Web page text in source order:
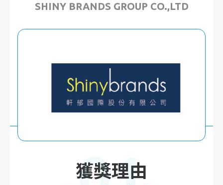
SHINY BRANDS GROUP CO.,LTD
獲獎理由